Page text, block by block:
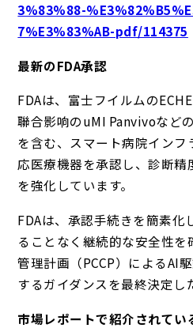
3%83%88-
7%E3%83%AB-pdf/114375
最新のFDA承認
FDAは、富士フイルムの
聯合影响のuMI Panvivoなど
を含む、スマート病院インフ
応医療機器を承認し、診断
を強化しています。
FDAは、承認手続きを簡素化
ることなく継続的な安全性
管理計画（PCCP）によるAI
するガイダンスを最終決定し
市場レポートで紹介されてい